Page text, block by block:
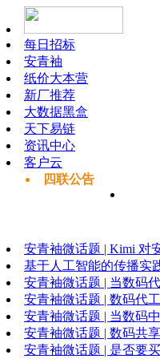
每日招标
安青袖
纸价大本营
新厂推荐
大数据黑盒
天下易链
资讯中心
客户云
四联公告
安青袖微话题 | Kimi 对
基于人工智能的传播实
安青袖微话题 | 当数码
安青袖微话题 | 数码代
安青袖微话题 | 当数码
安青袖微话题 | 数码共
安青袖微话题 | 是否要